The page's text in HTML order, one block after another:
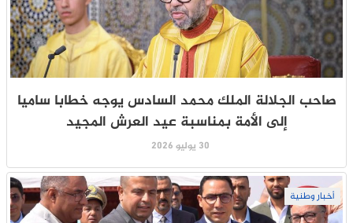
صاحب الجلالة الملك محمد السادس يوجه خطابا ساميا
إلى الأمة بمناسبة عيد العرش المجيد
30 يوليو 2026
أخبار وطنية